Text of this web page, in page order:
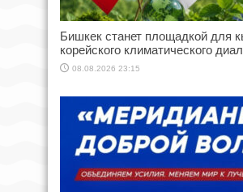
Бишкек станет площадкой для
корейского климатического
08.08.2026 23:15